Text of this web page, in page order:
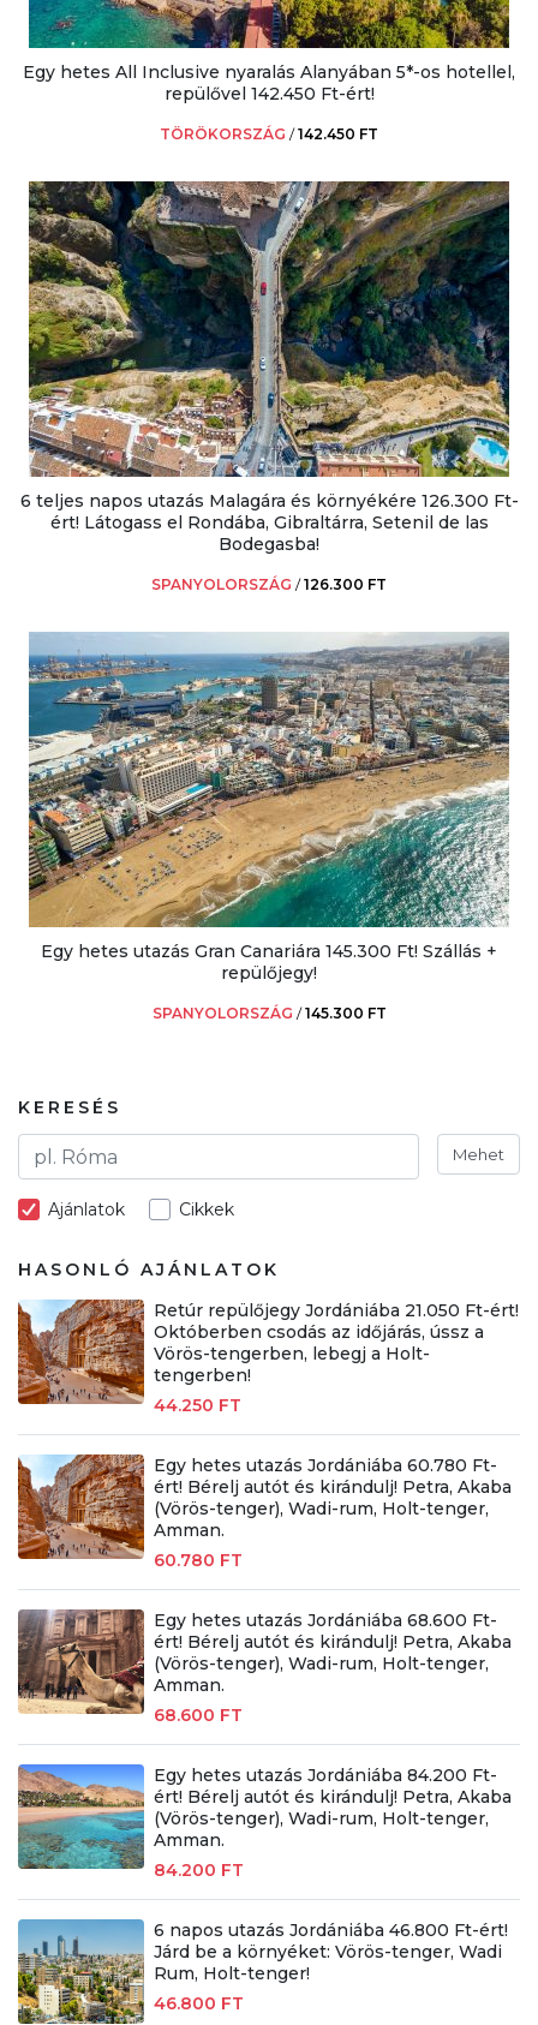
Egy hetes All Inclusive nyaralás Alanyában 5*-os hotellel,
repülővel 142.450 Ft-ért!
TÖRÖKORSZÁG /142.450 FT
6 teljes napos utazás Malagára és környékére 126.300 Ft-
ért! Látogass el Rondába, Gibraltárra, Setenil de las
Bodegasba!
SPANYOLORSZÁG /126.300 FT
Egy hetes utazás Gran Canariára 145.300 Ft! Szállás +
repülőjegy!
SPANYOLORSZÁG /145.300 FT
KERESÉS
Mehet
Ajánlatok Cikkek
HASONLÓ AJÁNLATOK
Retúr repülőjegy Jordániába 21.050 Ft-ért!
Októberben csodás az időjárás, ússz a
Vörös-tengerben, lebegj a Holt-
tengerben!
44.250 FT
Egy hetes utazás Jordániába 60.780 Ft-
ért! Bérelj autót és kirándulj! Petra, Akaba
(Vörös-tenger), Wadi-rum, Holt-tenger,
Amman.
60.780 FT
Egy hetes utazás Jordániába 68.600 Ft-
ért! Bérelj autót és kirándulj! Petra, Akaba
(Vörös-tenger), Wadi-rum, Holt-tenger,
Amman.
68.600 FT
Egy hetes utazás Jordániába 84.200 Ft-
ért! Bérelj autót és kirándulj! Petra, Akaba
(Vörös-tenger), Wadi-rum, Holt-tenger,
Amman.
84.200 FT
6 napos utazás Jordániába 46.800 Ft-ért!
Járd be a környéket: Vörös-tenger, Wadi
Rum, Holt-tenger!
46.800 FT